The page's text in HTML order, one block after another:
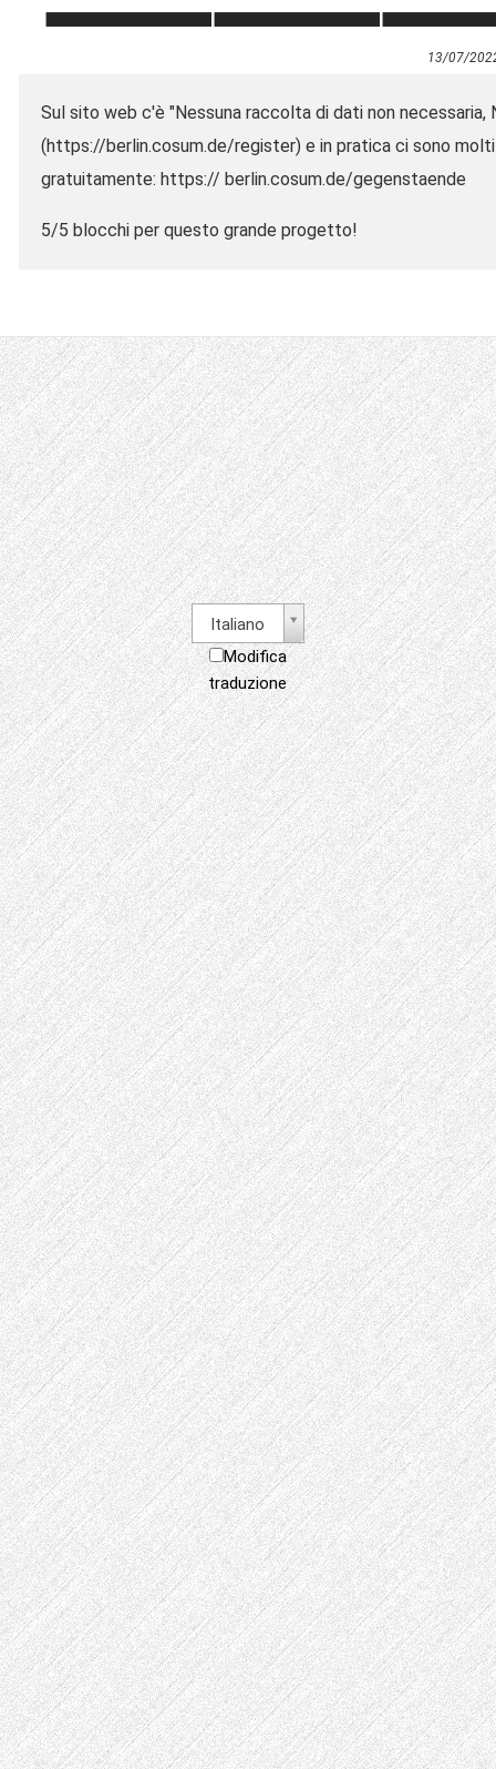
13/07/
Sul sito web c'è "Nessuna raccolta di dati non necessaria,
(https://berlin.cosum.de/register) e in pratica ci sono
gratuitamente: https:// berlin.cosum.de/gegenstaende
5/5 blocchi per questo grande progetto!
Italiano
Modifica
traduzione